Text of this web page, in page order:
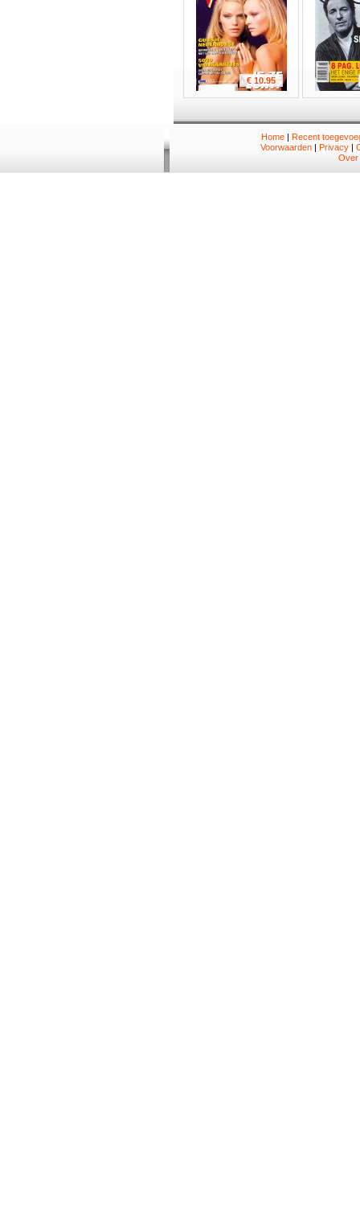
€ 10.95
Home| Recent
Voorwaarden | Privacy |
Over